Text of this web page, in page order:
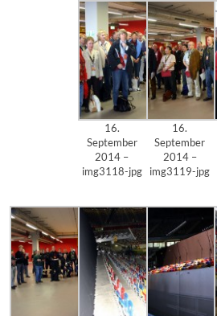
16.
September
2014 –
img3118-jpg
16.
September
2014 –
img3119-jpg